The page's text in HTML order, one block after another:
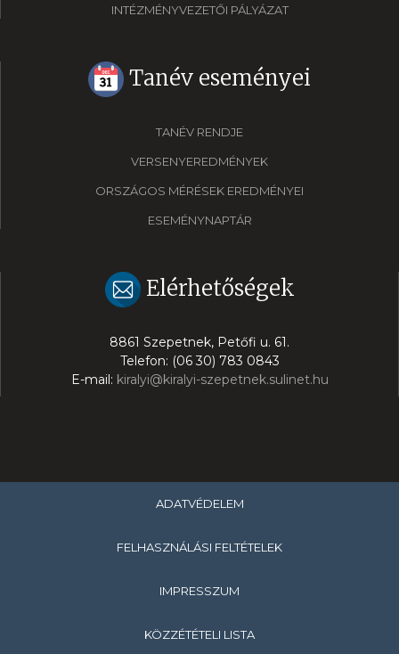
INTÉZMÉNYVEZETŐI PÁLYÁZAT
Tanév eseményei
TANÉV RENDJE
VERSENYEREDMÉNYEK
ORSZÁGOS MÉRÉSEK EREDMÉNYEI
ESEMÉNYNAPTÁR
Elérhetőségek
8861 Szepetnek, Petőfi u. 61.
Telefon: (06 30) 783 0843
E-mail: kiralyi@kiralyi-szepetnek.sulinet.hu
ADATVÉDELEM
FELHASZNÁLÁSI FELTÉTELEK
IMPRESSZUM
KÖZZÉTÉTELI LISTA